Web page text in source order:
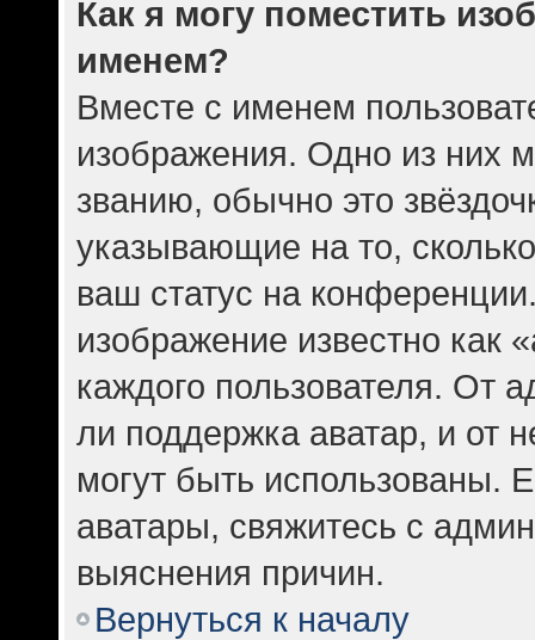
Как я могу поместить
именем?
Вместе с именем
изображения. Одно из них
званию, обычно это
указывающие на то,
ваш статус на
изображение известно как
каждого пользователя. От
ли поддержка аватар, и от
могут быть использованы.
аватары, свяжитесь с
выяснения причин.
Вернуться к началу